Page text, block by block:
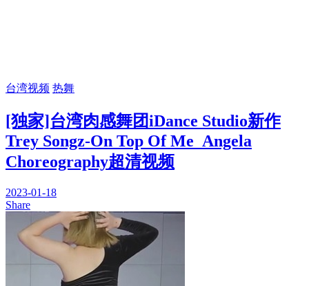
台湾视频 热舞
[独家]台湾肉感舞团iDance Studio新作
Trey Songz-On Top Of Me_Angela
Choreography超清视频
2023-01-18
Share